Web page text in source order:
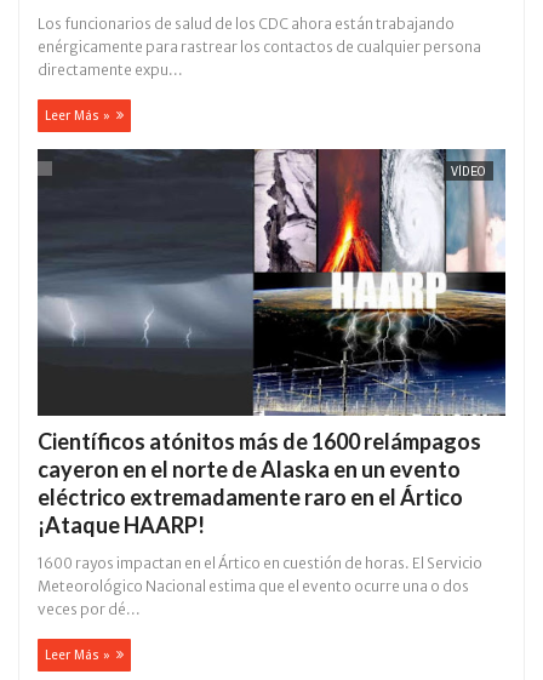
Los funcionarios de salud de los CDC ahora están trabajando
enérgicamente para rastrear los contactos de cualquier persona
directamente expu...
Leer Más »
VÍDEO
Científicos atónitos más de 1600 relámpagos
cayeron en el norte de Alaska en un evento
eléctrico extremadamente raro en el Ártico
¡Ataque HAARP!
1600 rayos impactan en el Ártico en cuestión de horas. El Servicio
Meteorológico Nacional estima que el evento ocurre una o dos
veces por dé...
Leer Más »